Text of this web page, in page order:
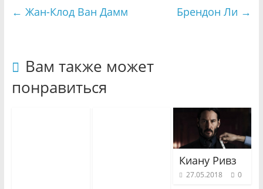
← Жан-Клод Ван Дамм Брендон Ли →
Вам также может
понравиться
Киану Ривз
27.05.2018 0